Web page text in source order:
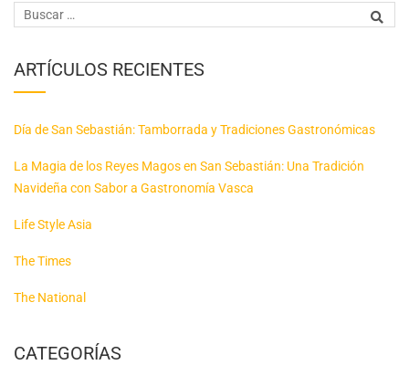
ARTÍCULOS RECIENTES
Día de San Sebastián: Tamborrada y Tradiciones Gastronómicas
La Magia de los Reyes Magos en San Sebastián: Una Tradición
Navideña con Sabor a Gastronomía Vasca
Life Style Asia
The Times
The National
CATEGORÍAS